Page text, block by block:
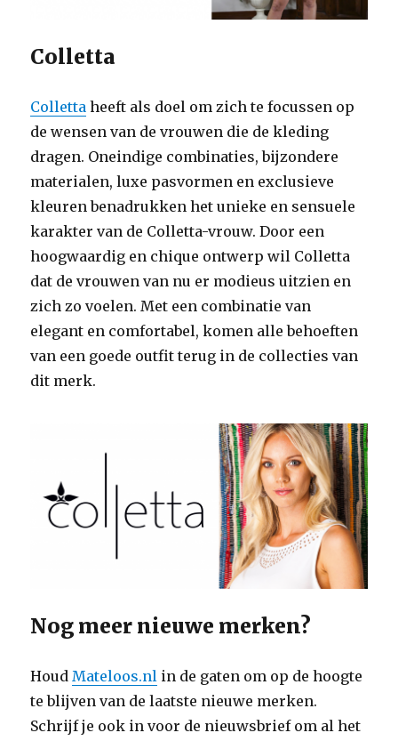
Colletta
Colletta heeft als doel om zich te focussen op
de wensen van de vrouwen die de kleding
dragen. Oneindige combinaties, bijzondere
materialen, luxe pasvormen en exclusieve
kleuren benadrukken het unieke en sensuele
karakter van de Colletta-vrouw. Door een
hoogwaardig en chique ontwerp wil Colletta
dat de vrouwen van nu er modieus uitzien en
zich zo voelen. Met een combinatie van
elegant en comfortabel, komen alle behoeften
van een goede outfit terug in de collecties van
dit merk.
Nog meer nieuwe merken?
HoudMateloos.nl in de gaten om op de hoogte
te blijven van de laatste nieuwe merken.
Schrijf je ook in voor de nieuwsbrief om al het